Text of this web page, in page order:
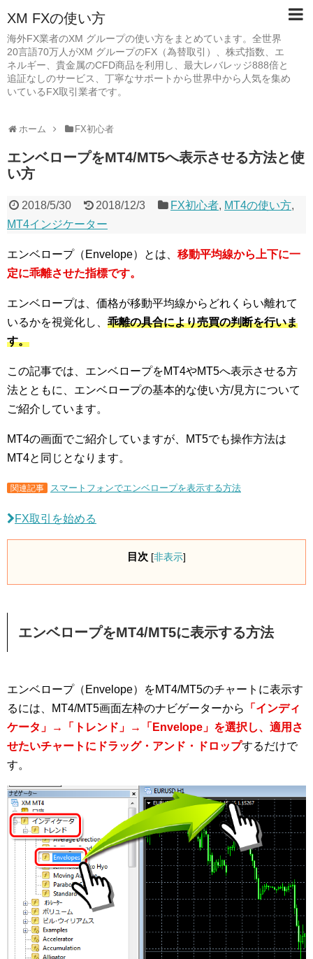
XM FXの使い方
海外FX業者のXM グループの使い方をまとめています。全世界
20言語70万人がXM グループのFX（為替取引）、株式指数、エ
ネルギー、貴金属のCFD商品を利用し、最大レバレッジ888倍と
追証なしのサービス、丁寧なサポートから世界中から人気を集め
いているFX取引業者です。
ホーム FX初心者
エンベロープをMT4/MT5へ表示させる方法と使
い方
2018/5/30 2018/12/3 FX初心者, MT4の使い方,
MT4インジケーター
エンベロープ（Envelope）とは、 移動平均線から上下に一
定に乖離させた指標です。
エンベロープは、価格が移動平均線からどれくらい離れて
いるかを視覚化し、 乖離の具合により売買の判断を行いま
す。
この記事では、エンベロープをMT4やMT5へ表示させる方
法とともに、エンベロープの基本的な使い方/見方について
ご紹介しています。
MT4の画面でご紹介していますが、MT5でも操作方法は
MT4と同じとなります。
関連記事 スマートフォンでエンベロープを表示する方法
FX取引を始める
目次 [非表示]
エンベロープをMT4/MT5に表示する方法
エンベロープ（Envelope）をMT4/MT5のチャートに表示す
るには、MT4/MT5画面左枠のナビゲーターから
「インディ
ケータ」→「トレンド」→「Envelope」を選択し、適用さ
せたいチャートにドラッグ・アンド・ドロップするだけで
す。